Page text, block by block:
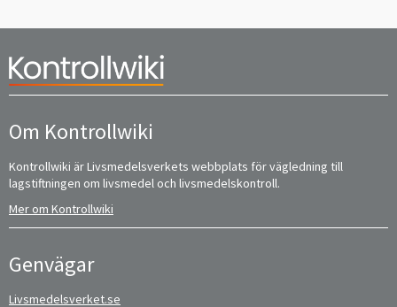
Om Kontrollwiki
Kontrollwiki är Livsmedelsverkets webbplats för vägledning till
lagstiftningen om livsmedel och livsmedelskontroll.
Mer om Kontrollwiki
Genvägar
Livsmedelsverket.se